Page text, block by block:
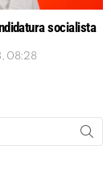
socialista
08:28